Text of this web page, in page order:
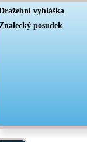
vyhláška
Znalecký posudek